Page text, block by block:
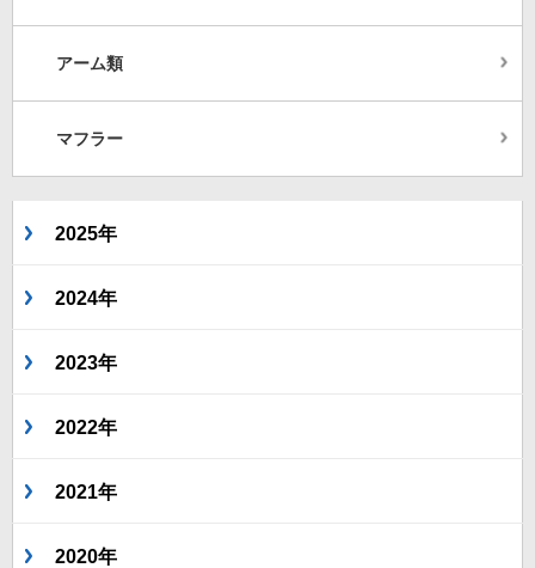
アーム類
マフラー
2025年
2024年
2023年
2022年
2021年
2020年